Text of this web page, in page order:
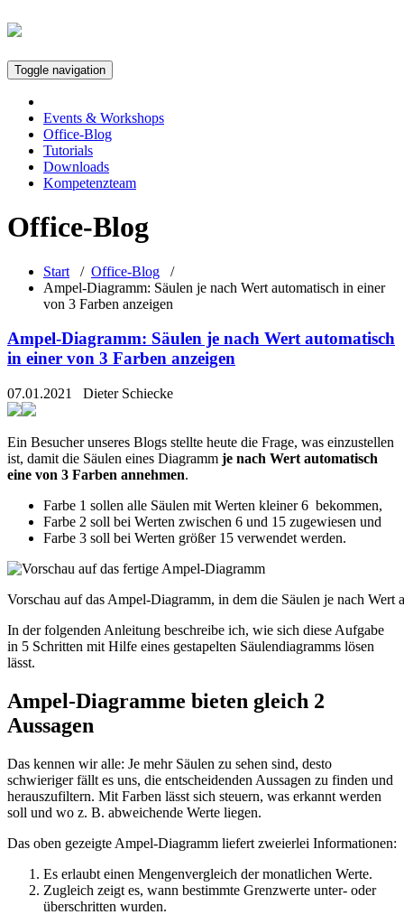
Toggle navigation
Events & Workshops
Office-Blog
Tutorials
Downloads
Kompetenzteam
Office-Blog
Start / Office-Blog /
Ampel-Diagramm: Säulen je nach Wert automatisch in einer
von 3 Farben anzeigen
Ampel-Diagramm: Säulen je nach Wert automatisch
in einer von 3 Farben anzeigen
07.01.2021 Dieter Schiecke
Ein Besucher unseres Blogs stellte heute die Frage, was einzustellen
ist, damit die Säulen eines Diagramm je nach Wert automatisch
eine von 3 Farben annehmen.
Farbe 1 sollen alle Säulen mit Werten kleiner 6 bekommen,
Farbe 2 soll bei Werten zwischen 6 und 15 zugewiesen und
Farbe 3 soll bei Werten größer 15 verwendet werden.
Vorschau auf das Ampel-Diagramm, in dem die Säulen je nach Wert
In der folgenden Anleitung beschreibe ich, wie sich diese Aufgabe
in 5 Schritten mit Hilfe eines gestapelten Säulendiagramms lösen
lässt.
Ampel-Diagramme bieten gleich 2
Aussagen
Das kennen wir alle: Je mehr Säulen zu sehen sind, desto
schwieriger fällt es uns, die entscheidenden Aussagen zu finden und
herauszufiltern. Mit Farben lässt sich steuern, was erkannt werden
soll und wo z. B. abweichende Werte liegen.
Das oben gezeigte Ampel-Diagramm liefert zweierlei Informationen:
Es erlaubt einen Mengenvergleich der monatlichen Werte.
Zugleich zeigt es, wann bestimmte Grenzwerte unter- oder
überschritten wurden.